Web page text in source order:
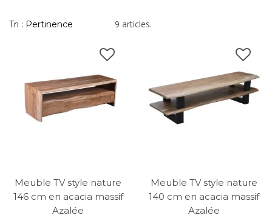
Tri : Pertinence 9 articles.
Meuble TV style nature
146 cm en acacia massif
Azalée
Meuble TV style nature
140 cm en acacia massif
Azalée